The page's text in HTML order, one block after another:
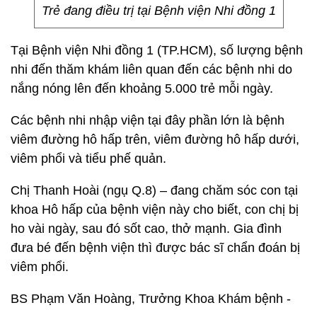
Trẻ đang điều trị tại Bệnh viện Nhi đồng 1
Tại Bệnh viện Nhi đồng 1 (TP.HCM), số lượng bệnh
nhi đến thăm khám liên quan đến các bệnh nhi do
nắng nóng lên đến khoảng 5.000 trẻ mỗi ngày.
Các bệnh nhi nhập viện tại đây phần lớn là bệnh
viêm đường hô hấp trên, viêm đường hô hấp dưới,
viêm phổi và tiểu phế quản.
Chị Thanh Hoài (ngụ Q.8) – đang chăm sóc con tại
khoa Hô hấp của bệnh viện này cho biết, con chị bị
ho vài ngày, sau đó sốt cao, thở mạnh. Gia đình
đưa bé đến bệnh viện thì được bác sĩ chẩn đoán bị
viêm phổi.
BS Phạm Văn Hoàng, Trưởng Khoa Khám bệnh -